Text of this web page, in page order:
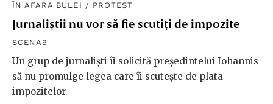
ÎN AFARA BULEI / PROTEST
Jurnaliștii nu vor să fie scutiți de impozite
SCENA9
Un grup de jurnaliști îi solicită președintelui Iohannis
să nu promulge legea care îi scutește de plata
impozitelor.